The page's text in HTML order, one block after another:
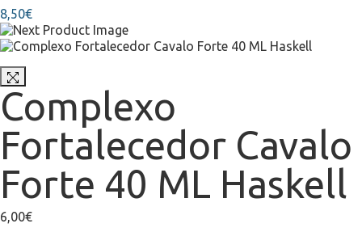
8,50€
Complexo
Fortalecedor Cavalo
Forte 40 ML Haskell
6,00€